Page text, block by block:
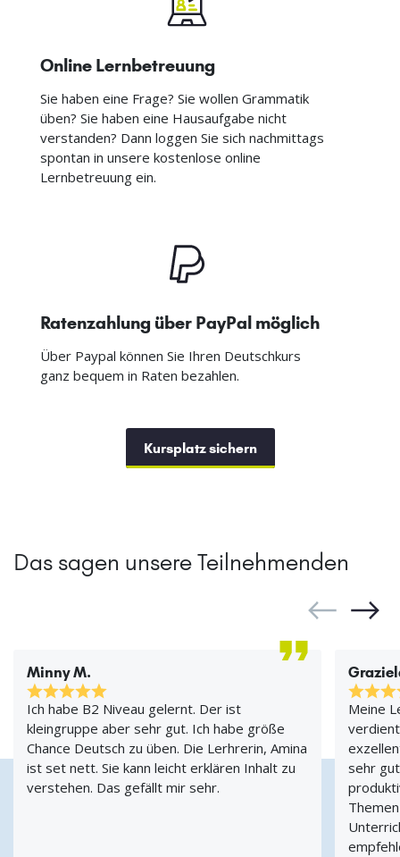
Online Lernbetreuung
Sie haben eine Frage? Sie wollen Grammatik
üben? Sie haben eine Hausaufgabe nicht
verstanden? Dann loggen Sie sich nachmittags
spontan in unsere kostenlose online
Lernbetreuung ein.
Ratenzahlung über PayPal möglich
Über Paypal können Sie Ihren Deutschkurs
ganz bequem in Raten bezahlen.
Kursplatz sichern
Das sagen unsere Teilnehmenden
Minny M.
Ich habe B2 Niveau gelernt. Der ist
kleingruppe aber sehr gut. Ich habe größe
Chance Deutsch zu üben. Die Lerhrerin, Amina
ist set nett. Sie kann leicht erklären Inhalt zu
verstehen. Das gefällt mir sehr.
Meine
sehr